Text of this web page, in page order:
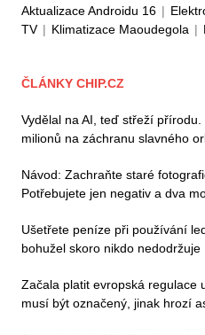
Aktualizace Androidu 16 |
TV | Klimatizace Maoudegola |
ČLÁNKY CHIP.CZ
Vydělal na AI, teď střeží
milionů na záchranu slavného
Návod: Zachraňte staré
Potřebujete jen negativ a dva
Ušetřete peníze při používání
bohužel skoro nikdo nedodržuje
Začala platit evropská regulace
musí být označený, jinak hrozí